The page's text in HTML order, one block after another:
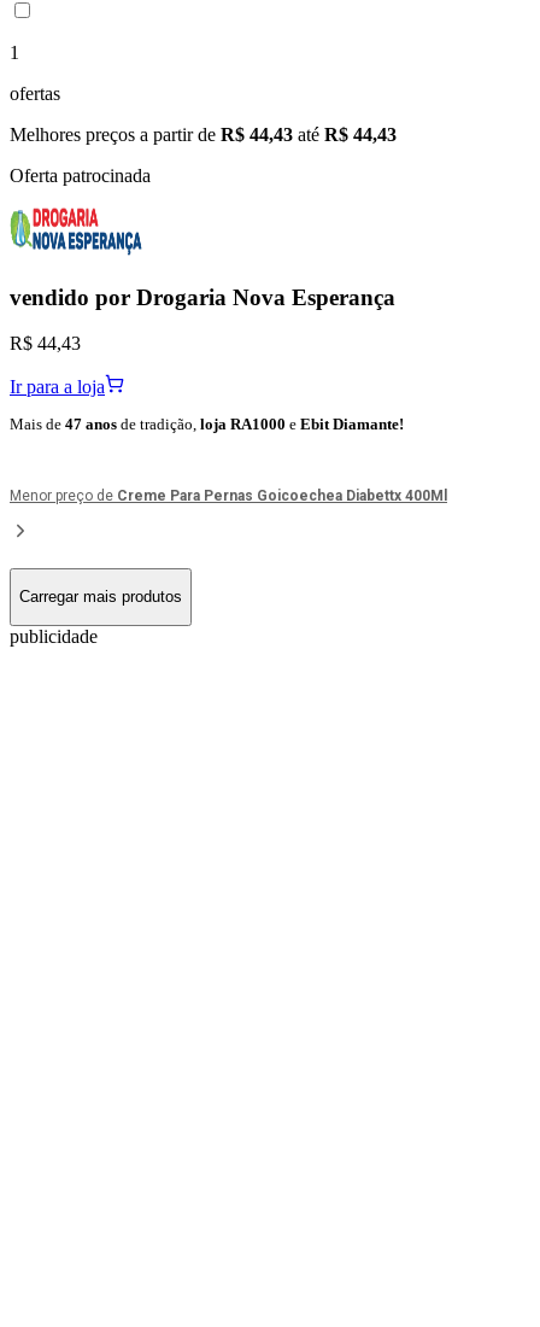
1
ofertas
Melhores preços a partir de R$ 44,43 até R$ 44,43
Oferta patrocinada
vendido por Drogaria Nova Esperança
R$ 44,43
Ir para a loja
Mais de 47 anos de tradição, loja RA1000 e Ebit Diamante!
Menor preço de Creme Para Pernas Goicoechea Diabettx 400Ml
Carregar mais produtos
publicidade